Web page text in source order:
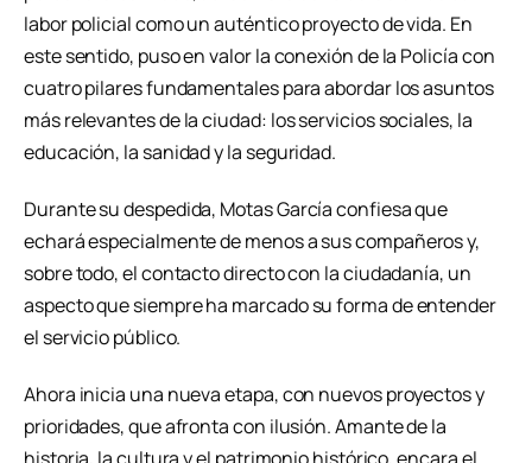
labor policial como un auténtico proyecto de vida. En
este sentido, puso en valor la conexión de la Policía con
cuatro pilares fundamentales para abordar los asuntos
más relevantes de la ciudad: los servicios sociales, la
educación, la sanidad y la seguridad.
Durante su despedida, Motas García confiesa que
echará especialmente de menos a sus compañeros y,
sobre todo, el contacto directo con la ciudadanía, un
aspecto que siempre ha marcado su forma de entender
el servicio público.
Ahora inicia una nueva etapa, con nuevos proyectos y
prioridades, que afronta con ilusión. Amante de la